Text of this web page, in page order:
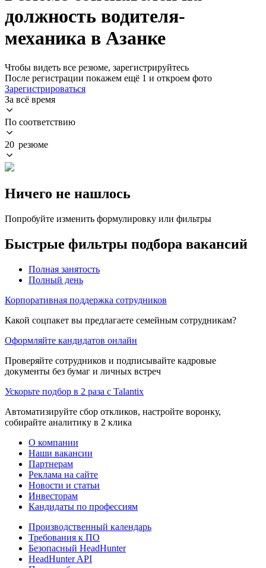
должность водителя-
механика в Азанке
Чтобы видеть все резюме, зарегистрируйтесь
После регистрации покажем ещё 1 и откроем фото
Зарегистрироваться
За всё время
По соответствию
20 резюме
Ничего не нашлось
Попробуйте изменить формулировку или фильтры
Быстрые фильтры подбора вакансий
Полная занятость
Полный день
Корпоративная поддержка сотрудников
Какой соцпакет вы предлагаете семейным сотрудникам?
Оформляйте кандидатов онлайн
Проверяйте сотрудников и подписывайте кадровые
документы без бумаг и личных встреч
Ускорьте подбор в 2 раза с Talantix
Автоматизируйте сбор откликов, настройте воронку,
собирайте аналитику в 2 клика
О компании
Наши вакансии
Партнерам
Реклама на сайте
Новости и статьи
Инвесторам
Кандидаты по профессиям
Производственный календарь
Требования к ПО
Безопасный HeadHunter
HeadHunter API